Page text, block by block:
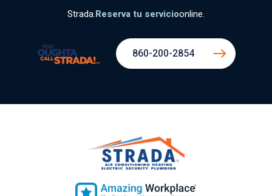
Strada.Reserva tu servicioonline.
860-200-2854